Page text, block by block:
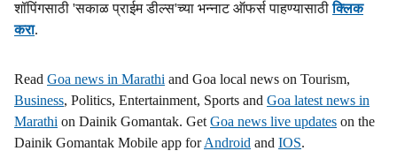
शॉपिंगसाठी 'सकाळ प्राईम डील्स'च्या भन्नाट ऑफर्स पाहण्यासाठीक्लिक
करा.
Read Goa news in Marathi and Goa local news on Tourism,
Business, Politics, Entertainment, Sports and Goa latest news in
Marathi on Dainik Gomantak. Get Goa news live updates on the
Dainik Gomantak Mobile app forAndroid and IOS.